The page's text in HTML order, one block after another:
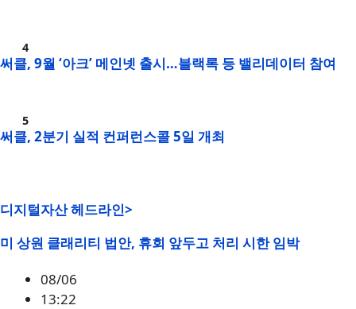
써클, 9월 ‘아크’ 메인넷 출시…블랙록 등 밸리데이터 참여
써클, 2분기 실적 컨퍼런스콜 5일 개최
디지털자산 헤드라인>
미 상원 클래리티 법안, 휴회 앞두고 처리 시한 임박
08/06
13:22